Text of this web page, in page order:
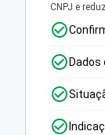
CNPJ e